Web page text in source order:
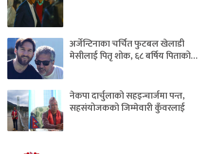
अर्जेन्टिनाका चर्चित फुटबल खेलाडी
मेसीलाई पितृ शोक, ६८ बर्षिय पिताको…
नेकपा दार्चुलाको सहइन्चार्जमा पन्त,
सहसंयोजकको जिम्मेवारी कुँवरलाई